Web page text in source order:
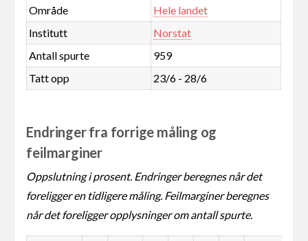
Område
Hele landet
Institutt
Norstat
Antall spurte
959
Tatt opp
23/6 - 28/6
Endringer fra forrige måling og
feilmarginer
Oppslutning i prosent. Endringer beregnes når det
foreligger en tidligere måling. Feilmarginer beregnes
når det foreligger opplysninger om antall spurte.